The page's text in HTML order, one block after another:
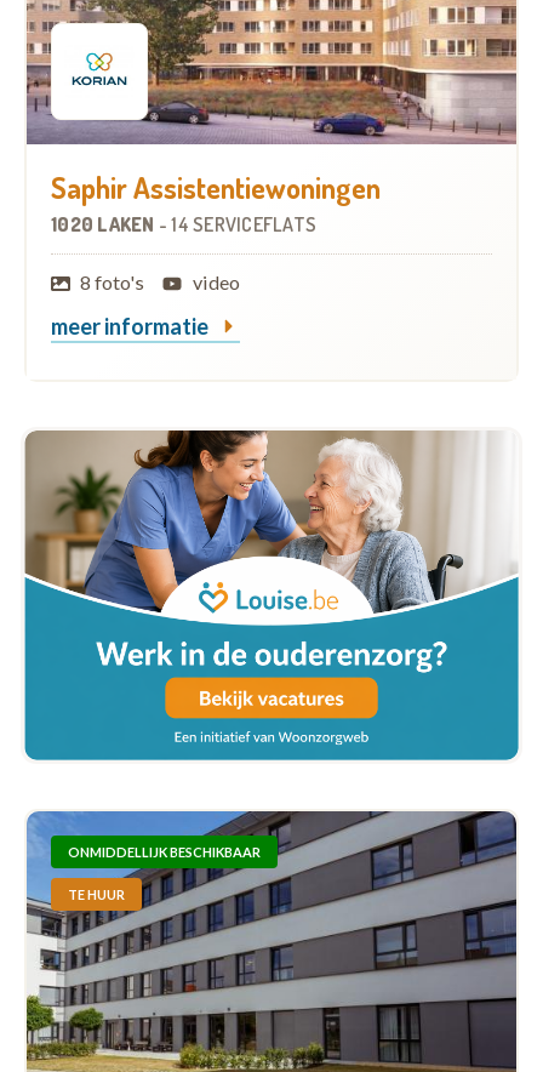
Saphir Assistentiewoningen
1020 LAKEN -14 SERVICEFLATS
8 foto's video
meer informatie
ONMIDDELLIJK BESCHIKBAAR
TE HUUR